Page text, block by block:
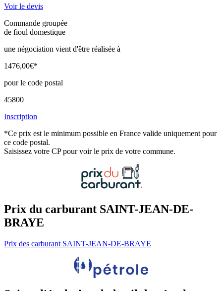
Voir le devis
Commande groupée
de fioul domestique
une négociation vient d'être réalisée à
1476,00€*
pour le code postal
45800
Inscription
*Ce prix est le minimum possible en France valide uniquement pour
ce code postal.
Saisissez votre CP pour voir le prix de votre commune.
Prix du carburant SAINT-JEAN-DE-
BRAYE
Prix des carburant SAINT-JEAN-DE-BRAYE